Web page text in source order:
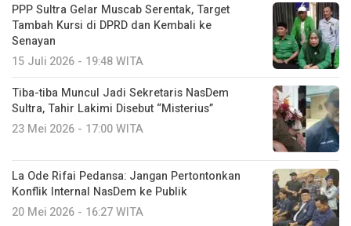
PPP Sultra Gelar Muscab Serentak, Target
Tambah Kursi di DPRD dan Kembali ke
Senayan
15 Juli 2026 - 19:48 WITA
Tiba-tiba Muncul Jadi Sekretaris NasDem
Sultra, Tahir Lakimi Disebut “Misterius”
23 Mei 2026 - 17:00 WITA
La Ode Rifai Pedansa: Jangan Pertontonkan
Konflik Internal NasDem ke Publik
20 Mei 2026 - 16:27 WITA